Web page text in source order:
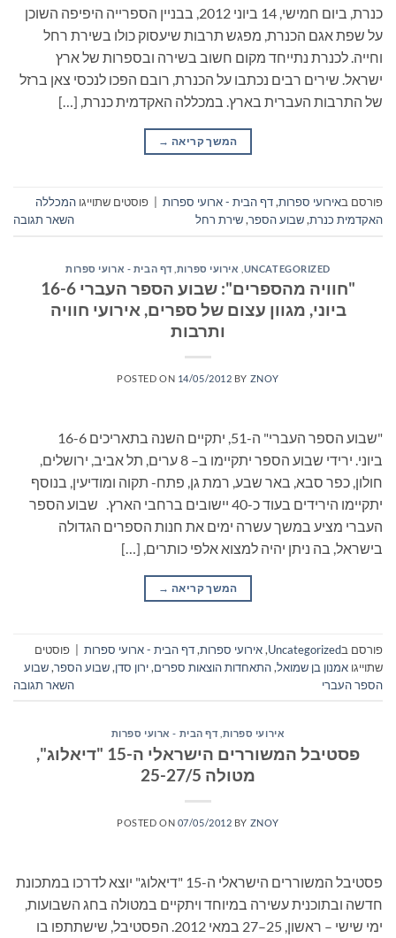
כנרת, ביום חמישי, 14 ביוני 2012, בבניין הספרייה היפיפה השוכן
על שפת אגם הכנרת, מפגש תרבות שיעסוק כולו בשירת רחל
וחייה. לכנרת נתייחד מקום חשוב בשירה ובספרות של ארץ
ישראל. שירים רבים נכתבו על הכנרת, רובם הפכו לנכסי צאן ברזל
של התרבות העברית בארץ. במכללה האקדמית כנרת, […]
המשך קריאה →
פורסם באירועי ספרות,דף הבית - ארועי ספרות פוסטים שתוייגו המכללה
האקדמית כנרת,שבוע הספר,שירת רחל השאר תגובה
UNCATEGORIZED אירועי ספרות דף הבית - ארועי ספרות
"חוויה מהספרים": שבוע הספר העברי 16-6
ביוני, מגוון עצום של ספרים, אירועי חוויה
ותרבות
POSTED ON 14/05/2012 BY ZNOY
"שבוע הספר העברי" ה-51, יתקיים השנה בתאריכים 16-6
ביוני. ירידי שבוע הספר יתקיימו ב– 8 ערים, תל אביב, ירושלים,
חולון, כפר סבא, באר שבע, רמת גן, פתח- תקוה ומודיעין, בנוסף
יתקיימו הירידים בעוד כ-40 יישובים ברחבי הארץ. שבוע הספר
העברי מציע במשך עשרה ימים את חנות הספרים הגדולה
בישראל, בה ניתן יהיה למצוא אלפי כותרים, […]
המשך קריאה →
פורסם בUncategorized
,אירועי ספרות,דף הבית - ארועי ספרות | פוסטים
שתוייגו אמנון בן שמואל,התאחדות הוצאות ספרים,ירון סדן,שבוע הספר,שבוע
הספר העברי
השאר תגובה
אירועי ספרות דף הבית - ארועי ספרות
פסטיבל המשוררים הישראלי ה-15 "דיאלוג",
מטולה 25-27/5
POSTED ON 07/05/2012 BY ZNOY
פסטיבל המשוררים הישראלי ה-15 "דיאלוג" יוצא לדרכו במתכונת
חדשה ובתוכנית עשירה במיוחד ויתקיים במטולה בחג השבועות,
ימי שישי – ראשון, 25–27 במאי 2012. הפסטיבל, שישתתפו בו